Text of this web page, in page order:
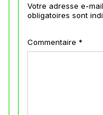
Votre adresse e-
obligatoires sont
Commentaire *